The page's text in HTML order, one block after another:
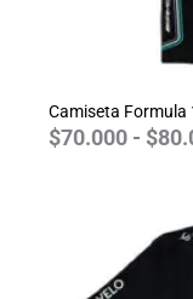
Camiseta Formula
$70.000 - $